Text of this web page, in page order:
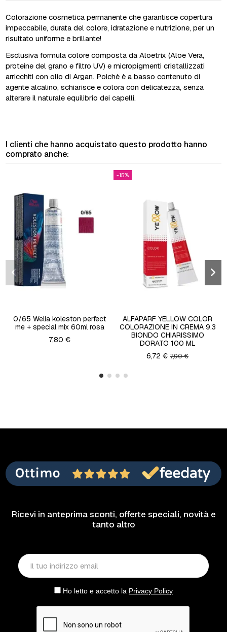
Colorazione cosmetica permanente che garantisce copertura
impeccabile, durata del colore, idratazione e nutrizione, per un
risultato uniforme e brillante!
Esclusiva formula colore composta da Aloetrix (Aloe Vera,
proteine del grano e filtro UV) e micropigmenti cristallizzati
arricchiti con olio di Argan. Poichè è a basso contenuto di
agente alcalino, schiarisce e colora con delicatezza, senza
alterare il naturale equilibrio dei capelli.
I clienti che hanno acquistato questo prodotto hanno
comprato anche:
0/65 Wella koleston perfect
me + special mix 60ml rosa
7,80 €
-15%
ALFAPARF YELLOW COLOR
COLORAZIONE IN CREMA 9.3
BIONDO CHIARISSIMO
DORATO 100 ML
6,72 €7,90 €
Ricevi in anteprima sconti, offerte speciali, novità e
tanto altro
Ho letto e accetto la Privacy Policy